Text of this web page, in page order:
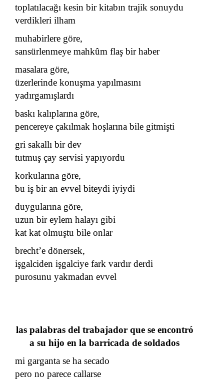
toplatılacağı kesin bir kitabın trajik sonuydu
verdikleri ilham
muhabirlere göre,
sansürlenmeye mahkûm flaş bir haber
masalara göre,
üzerlerinde konuşma yapılmasını
yadırgamışlardı
baskı kalıplarına göre,
pencereye çakılmak hoşlarına bile gitmişti
gri sakallı bir dev
tutmuş çay servisi yapıyordu
korkularına göre,
bu iş bir an evvel biteydi iyiydi
duygularına göre,
uzun bir eylem halayı gibi
kat kat olmuştu bile onlar
brecht’e dönersek,
işgalciden işgalciye fark vardır derdi
purosunu yakmadan evvel
las palabras del trabajador que se encontró
a su hijo en la barricada de soldados
mi garganta se ha secado
pero no parece callarse